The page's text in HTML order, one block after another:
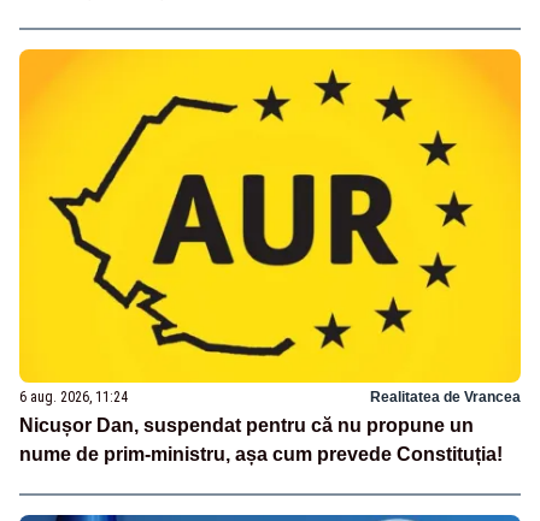
6 aug. 2026, 11:24 Realitatea de Vrancea
Nicușor Dan, suspendat pentru că nu propune un
nume de prim-ministru, așa cum prevede Constituția!